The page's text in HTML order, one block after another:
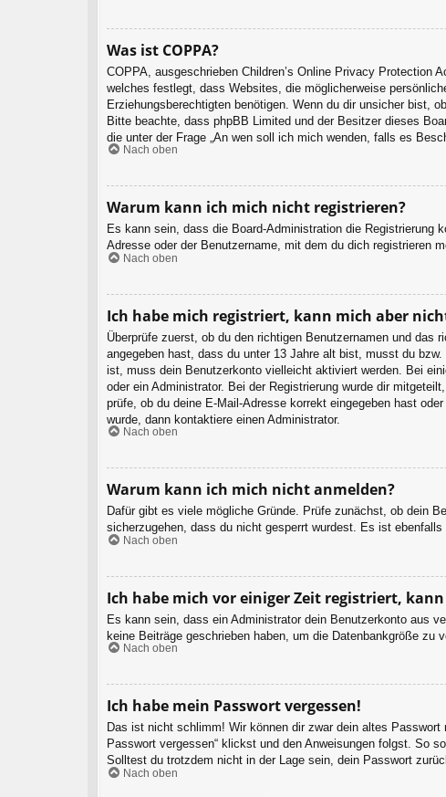
Was ist COPPA?
COPPA, ausgeschrieben Children’s Online Privacy Protection
welches festlegt, dass Websites, die möglicherweise
Erziehungsberechtigten benötigen. Wenn du dir unsicher bist,
Bitte beachte, dass phpBB Limited und der Besitzer dieses
die unter der Frage „An wen soll ich mich wenden, falls es
Nach oben
Warum kann ich mich nicht registrieren?
Es kann sein, dass die Board-Administration die
Adresse oder der Benutzername, mit dem du dich registrieren
Nach oben
Ich habe mich registriert, kann mich aber
Überprüfe zuerst, ob du den richtigen Benutzernamen und
angegeben hast, dass du unter 13 Jahre alt bist, musst du
ist, muss dein Benutzerkonto vielleicht aktiviert werden. Bei
oder ein Administrator. Bei der Registrierung wurde dir
prüfe, ob du deine E-Mail-Adresse korrekt eingegeben hast
wurde, dann kontaktiere einen Administrator.
Nach oben
Warum kann ich mich nicht anmelden?
Dafür gibt es viele mögliche Gründe. Prüfe zunächst, ob dein
sicherzugehen, dass du nicht gesperrt wurdest. Es ist
Nach oben
Ich habe mich vor einiger Zeit registriert,
Es kann sein, dass ein Administrator dein Benutzerkonto aus
keine Beiträge geschrieben haben, um die Datenbankgröße
Nach oben
Ich habe mein Passwort vergessen!
Das ist nicht schlimm! Wir können dir zwar dein altes
Passwort vergessen“ klickst und den Anweisungen folgst. So
Solltest du trotzdem nicht in der Lage sein, dein Passwort
Nach oben